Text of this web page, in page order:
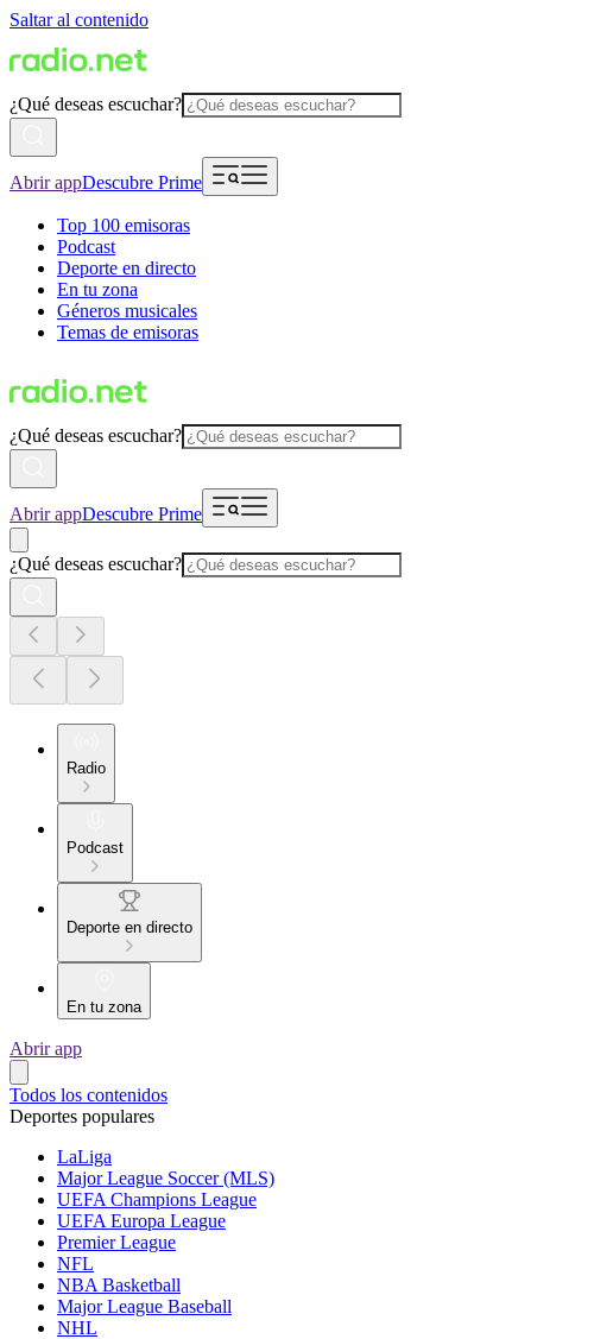
Saltar al contenido
¿Qué deseas escuchar?
Abrir appDescubre Prime
Top 100 emisoras
Podcast
Deporte en directo
En tu zona
Géneros musicales
Temas de emisoras
¿Qué deseas escuchar?
Abrir appDescubre Prime
¿Qué deseas escuchar?
Radio
Podcast
Deporte en directo
En tu zona
Abrir app
Todos los contenidos
Deportes populares
LaLiga
Major League Soccer (MLS)
UEFA Champions League
UEFA Europa League
Premier League
NFL
NBA Basketball
Major League Baseball
NHL